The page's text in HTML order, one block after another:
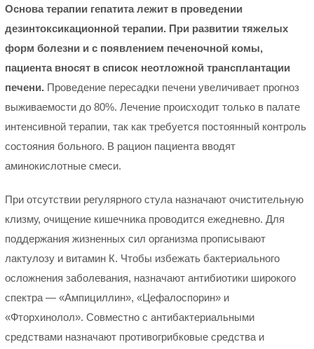
Основа терапии гепатита лежит в проведении
дезинтоксикационной терапии. При развитии тяжелых
форм болезни и с появлением печеночной комы,
пациента вносят в список неотложной трансплантации
печени. Проведение пересадки печени увеличивает прогноз
выживаемости до 80%. Лечение происходит только в палате
интенсивной терапии, так как требуется постоянный контроль
состояния больного. В рацион пациента вводят
аминокислотные смеси.
При отсутствии регулярного стула назначают очистительную
клизму, очищение кишечника проводится ежедневно. Для
поддержания жизненных сил организма прописывают
лактулозу и витамин К. Чтобы избежать бактериального
осложнения заболевания, назначают антибиотики широкого
спектра — «Ампициллин», «Цефалоспорин» и
«Фторхинолол». Совместно с антибактериальными
средствами назначают противогрибковые средства и